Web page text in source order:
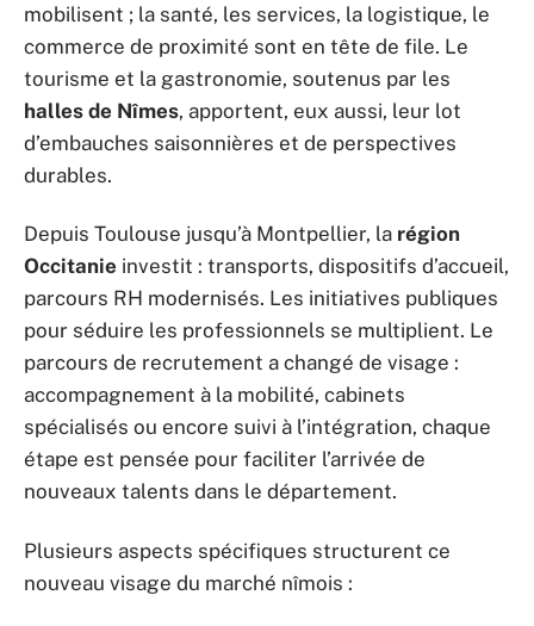
mobilisent ; la santé, les services, la logistique, le
commerce de proximité sont en tête de file. Le
tourisme et la gastronomie, soutenus par les
halles de Nîmes, apportent, eux aussi, leur lot
d’embauches saisonnières et de perspectives
durables.
Depuis Toulouse jusqu’à Montpellier, la région
Occitanie investit : transports, dispositifs d’accueil,
parcours RH modernisés. Les initiatives publiques
pour séduire les professionnels se multiplient. Le
parcours de recrutement a changé de visage :
accompagnement à la mobilité, cabinets
spécialisés ou encore suivi à l’intégration, chaque
étape est pensée pour faciliter l’arrivée de
nouveaux talents dans le département.
Plusieurs aspects spécifiques structurent ce
nouveau visage du marché nîmois :